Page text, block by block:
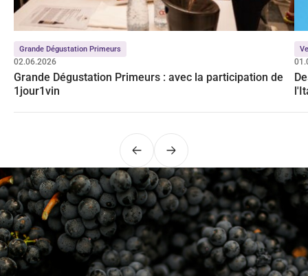
Grande Dégustation Primeurs
02.06.2026
Grande Dégustation Primeurs : avec la participation de
1jour1vin
PrécédentSuivant